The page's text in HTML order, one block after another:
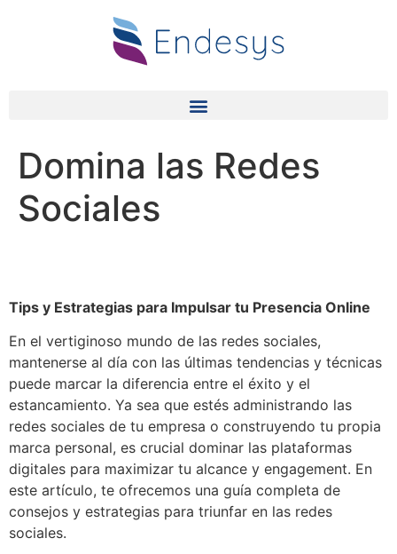
Domina las Redes
Sociales
Tips y Estrategias para Impulsar tu Presencia Online
En el vertiginoso mundo de las redes sociales,
mantenerse al día con las últimas tendencias y técnicas
puede marcar la diferencia entre el éxito y el
estancamiento. Ya sea que estés administrando las
redes sociales de tu empresa o construyendo tu propia
marca personal, es crucial dominar las plataformas
digitales para maximizar tu alcance y engagement. En
este artículo, te ofrecemos una guía completa de
consejos y estrategias para triunfar en las redes
sociales.